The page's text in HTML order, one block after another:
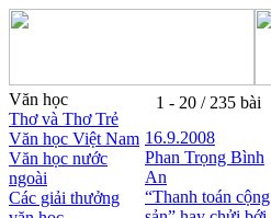
Văn học
Thơ và Thơ Trẻ
Văn học Việt Nam
Văn học nước
ngoài
Các giải thưởng
1 - 20 / 235 bài
16.9.2008
Phan Trọng Bình
An
“Thanh toán cộng